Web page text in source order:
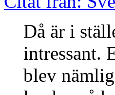
Då är i
intressant.
blev